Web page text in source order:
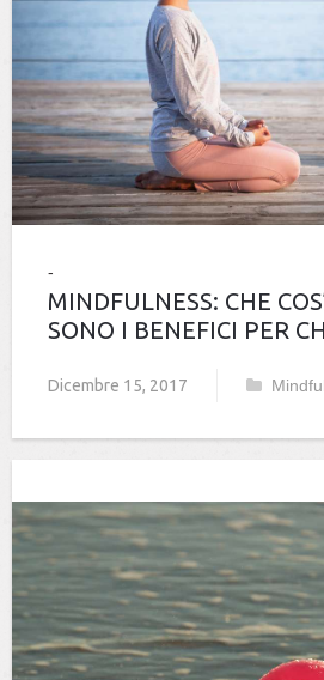
MINDFULNESS: CHE
SONO I BENEFICI PER
Dicembre 15, 2017